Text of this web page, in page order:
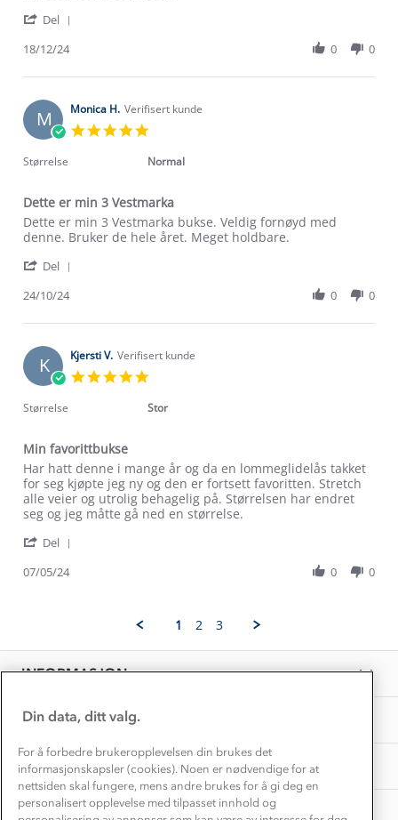
on
Dec
Del
Ina
on
18
Dec
18/12/24 0 0
M Monica H. Verifisert kunde
rating
Størrelse Normal
Dette er min 3 Vestmarka
Review
by
H.
24
2024
review
stating
er
3
Dette er min 3 Vestmarka bukse. Veldig fornøyd med
denne. Bruker de hele året. Meget holdbare.
Del
Monica
on
24
Oct
24/10/24 0 0
K Kjersti V. Verifisert kunde
rating
Størrelse Stor
Min favorittbukse
Review
by
Kjersti
V.
7
2024
review
stating
Min
favorittbukse
Har hatt denne i mange år og da en lommeglidelås takket
for seg kjøpte jeg ny og den er fortsett favoritten. Stretch
alle veier og utrolig behagelig på. Størrelsen har endret
seg og jeg måtte gå ned en størrelse.
Del
7
2024
07/05/24 0 0
1 2 3
INFORMASJON
Kundeservice
Kontakt oss
Konkurransevinnere
Kundeklubb
Bedrift, barnehage og SFO
Presse
OM OSS
Om Stormberg
Verdigrunnlag
Klima og miljø
Etisk handel
Dyreetikk
1% til samfunnet
Samarbeide med oss?
TIPS OG RÅD
Alt du trenger til Norgesferien
Dette trenger du til barnehagen
Gravidklær
Hvordan velge riktig turtøy?
Store størrelser
Turmat oppskrifter
Beredskap
AKTIVITETER
Norgesferie 🇳🇴
Få turinspirasjon og tips her⛰
Overnatte utendørs⛺
Leirskole 🥾
Barnehageansatt
Tips til hyttetur
Din data, ditt valg.
For å forbedre brukeropplevelsen din brukes det
informasjonskapsler (cookies). Noen er nødvendige for at
nettsiden skal fungere, mens andre brukes for å gi deg en
personalisert opplevelse med tilpasset innhold og